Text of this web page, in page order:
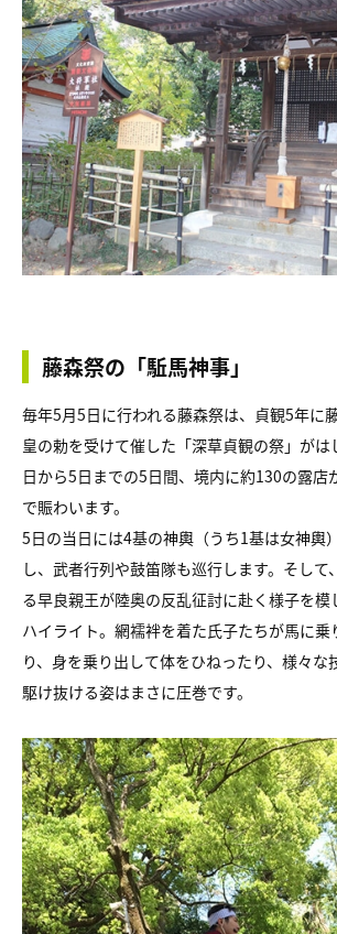
藤森祭の「駈馬神事」
毎年5月5日に行われる藤森祭は、貞観5年に
皇の勅を受けて催した「深草貞観の祭」が
日から5日までの5日間、境内に約130の露店
で賑わいます。
5日の当日には4基の神輿（うち1基は女神輿
し、武者行列や鼓笛隊も巡行します。そして
る早良親王が陸奥の反乱征討に赴く様子を模
ハイライト。網襦袢を着た氏子たちが馬に乗
り、身を乗り出して体をひねったり、様々な
駆け抜ける姿はまさに圧巻です。